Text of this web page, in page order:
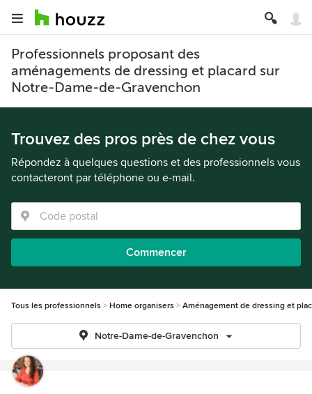
Professionnels proposant des
aménagements de dressing et placard sur
Notre-Dame-de-Gravenchon
Trouvez des pros près de chez vous
Répondez à quelques questions et des professionnels vous
contacteront par téléphone ou e-mail.
Commencer
Tous les professionnels Home organisers Aménagement de dressing et
Notre-Dame-de-Gravenchon